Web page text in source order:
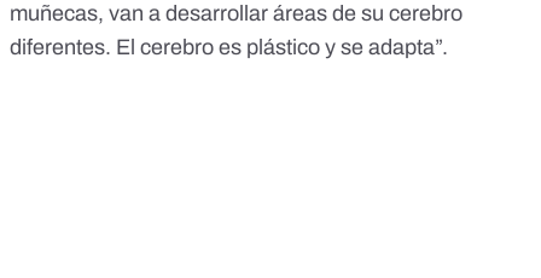
muñecas, van a desarrollar áreas de su cerebro
diferentes. El cerebro es plástico y se adapta”.